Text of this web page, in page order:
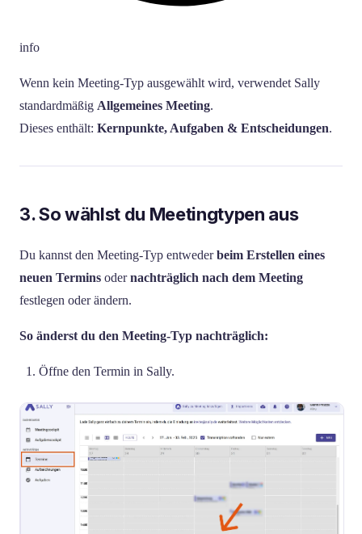
info
Wenn kein Meeting-Typ ausgewählt wird, verwendet Sally
standardmäßig Allgemeines Meeting.
Dieses enthält: Kernpunkte, Aufgaben & Entscheidungen.
3. So wählst du Meetingtypen aus
Du kannst den Meeting-Typ entwederbeim Erstellen eines
neuen Termins odernachträglich nach dem Meeting
festlegen oder ändern.
So änderst du den Meeting-Typ nachträglich:
Öffne den Termin in Sally.